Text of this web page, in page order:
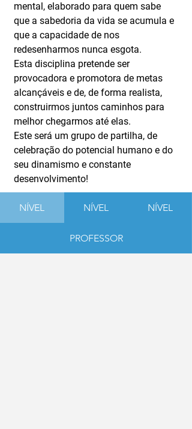
mental, elaborado para quem sabe
que a sabedoria da vida se acumula e
que a capacidade de nos
redesenharmos nunca esgota.
Esta disciplina pretende ser
provocadora e promotora de metas
alcançáveis e de, de forma realista,
construirmos juntos caminhos para
melhor chegarmos até elas.
Este será um grupo de partilha, de
celebração do potencial humano e do
seu dinamismo e constante
desenvolvimento!
NÍVEL NÍVEL NÍVEL
PROFESSOR